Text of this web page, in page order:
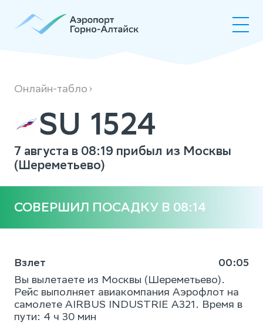
SU1524
Онлайн-табло
SU 1524
7 августа в 08:19 прибыл из Москвы
(Шереметьево)
СОВЕРШИЛ ПОСАДКУ В 08:14
Взлет
00:05
Вы вылетаете из Москвы (Шереметьево).
Рейс выполняет авиакомпания Аэрофлот на
самолете AIRBUS INDUSTRIE A321. Время в
пути: 4 ч 30 мин